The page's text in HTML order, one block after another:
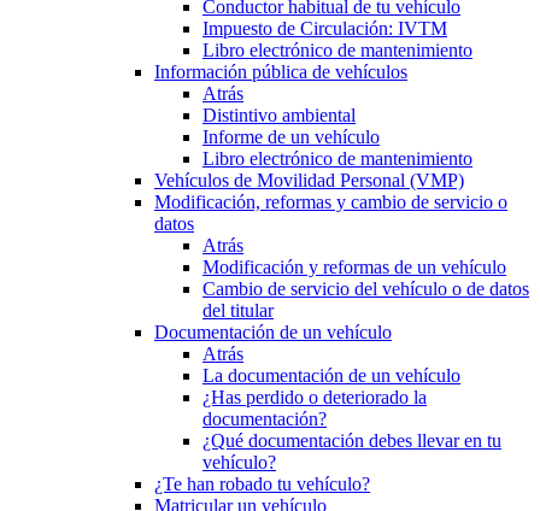
Conductor habitual de tu vehículo
Impuesto de Circulación: IVTM
Libro electrónico de mantenimiento
Información pública de vehículos
Atrás
Distintivo ambiental
Informe de un vehículo
Libro electrónico de mantenimiento
Vehículos de Movilidad Personal (VMP)
Modificación, reformas y cambio de servicio o
datos
Atrás
Modificación y reformas de un vehículo
Cambio de servicio del vehículo o de datos
del titular
Documentación de un vehículo
Atrás
La documentación de un vehículo
¿Has perdido o deteriorado la
documentación?
¿Qué documentación debes llevar en tu
vehículo?
¿Te han robado tu vehículo?
Matricular un vehículo